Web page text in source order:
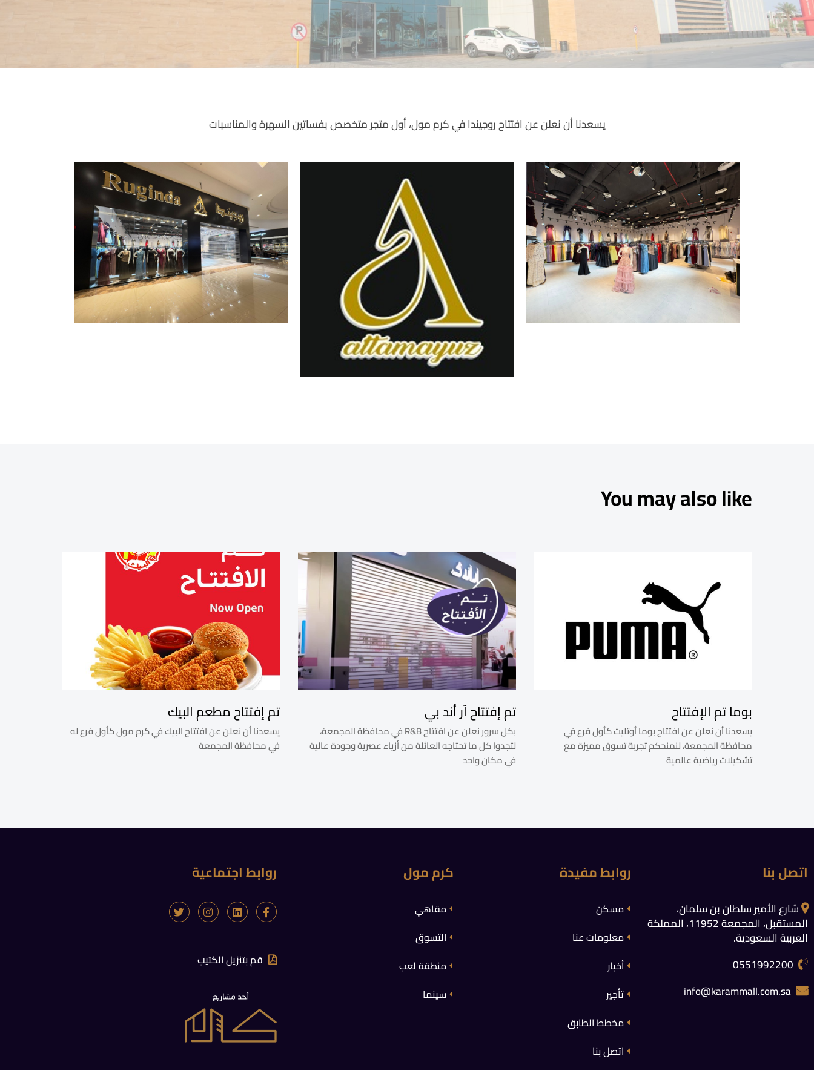
يسعدنا أن نعلن عن افتتاح روجيندا في كرم مول، أول متجر متخصص بفساتين السهرة والمناسبات
You may also like
بوما تم الإفتتاح
يسعدنا أن نعلن عن افتتاح بوما أوتليت كأول فرع في
محافظة المجمعة، لنمنحكم تجربة تسوق مميزة مع
تشكيلات رياضية عالمية
تم إفتتاح آر أند بي
بكل سرور نعلن عن افتتاح R&B في محافظة المجمعة،
لتجدوا كل ما تحتاجه العائلة من أزياء عصرية وجودة عالية
في مكان واحد
تم إفتتاح مطعم البيك
يسعدنا أن نعلن عن افتتاح البيك في كرم مول كأول فرع له
في محافظة المجمعة
اتصل بنا
شارع الأمير سلطان بن سلمان،
المستقبل، المجمعة 11952، المملكة
العربية السعودية.
روابط مفيدة
مسكن
معلومات عنا
أخبار
تأجير
مخطط الطابق
اتصل بنا
كرم مول
مقاهي
التسوق
منطقة لعب
سينما
روابط اجتماعية
قم بتنزيل الكتيب